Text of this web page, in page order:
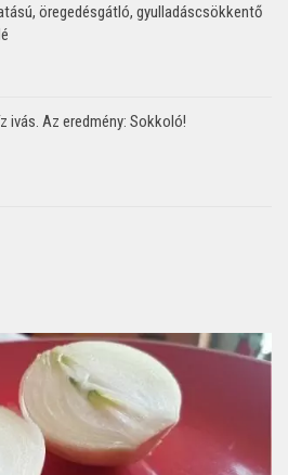
öregedésgátló, gyulladáscsökkentő
ivás. Az eredmény: Sokkoló!